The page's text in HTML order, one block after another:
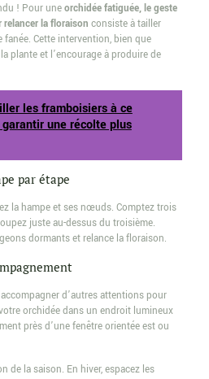
! Pour uneorchidée fatiguée, le geste
la floraison consiste à tailler
Cette intervention, bien que
plante et l’encourage à produire de
les framboisiers à ce
une récolte plus
par étape
la hampe et ses nœuds. Comptez trois
juste au-dessus du troisième.
dormants et relance la floraison.
d’autres attentions pour
orchidée dans un endroit lumineux
près d’une fenêtre orientée est ou
de la saison. En hiver, espacez les